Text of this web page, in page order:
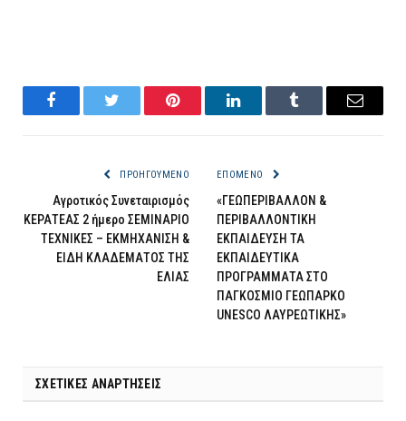
FacebookTwitter Pinterest LinkedInTumblr Email
ΠΡΟΗΓΟΎΜΕΝΟ
Αγροτικός Συνεταιρισμός
ΚΕΡΑΤΕΑΣ 2 ήμερο ΣΕΜΙΝΑΡΙΟ
ΤΕΧΝΙΚΕΣ – ΕΚΜΗΧΑΝΙΣΗ &
ΕΙΔΗ ΚΛΑΔΕΜΑΤΟΣ ΤΗΣ
ΕΛΙΑΣ
ΕΠΌΜΕΝΟ
«ΓΕΩΠΕΡΙΒΑΛΛΟΝ &
ΠΕΡΙΒΑΛΛΟΝΤΙΚΗ
ΕΚΠΑΙΔΕΥΣΗ ΤΑ
ΕΚΠΑΙΔΕΥΤΙΚΑ
ΠΡΟΓΡΑΜΜΑΤΑ ΣΤΟ
ΠΑΓΚΟΣΜΙΟ ΓΕΩΠΑΡΚΟ
UNESCO ΛΑΥΡΕΩΤΙΚΗΣ»
ΣΧΕΤΙΚΈΣ ΑΝΑΡΤΉΣΕΙΣ